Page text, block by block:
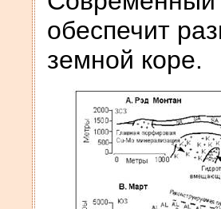
обеспечит
земной коре.